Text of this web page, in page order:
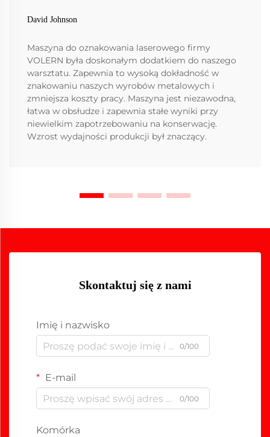
David Johnson
Maszyna do oznakowania laserowego firmy
VOLERN była doskonałym dodatkiem do naszego
warsztatu. Zapewnia to wysoką dokładność w
znakowaniu naszych wyrobów metalowych i
zmniejsza koszty pracy. Maszyna jest niezawodna,
łatwa w obsłudze i zapewnia stałe wyniki przy
niewielkim zapotrzebowaniu na konserwację.
Wzrost wydajności produkcji był znaczący.
Skontaktuj się z nami
Imię i nazwisko
0/100
E-mail
0/100
Komórka